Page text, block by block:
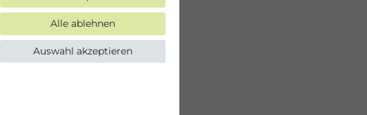
Alle ablehnen
Auswahl akzeptieren